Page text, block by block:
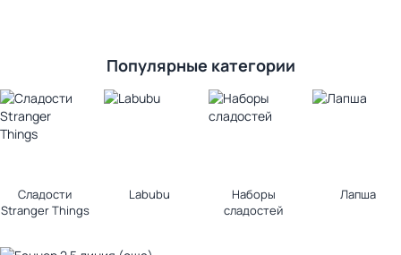
Популярные категории
Сладости
Stranger Things
Labubu
Наборы
сладостей
Лапша